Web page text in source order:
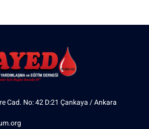
Cad. No: 42 D:21 Çankaya / Ankara